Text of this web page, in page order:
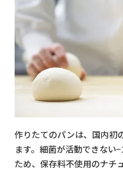
作りたてのパンは、国内初
ます。細菌が活動できな
ため、保存料不使用のナチ